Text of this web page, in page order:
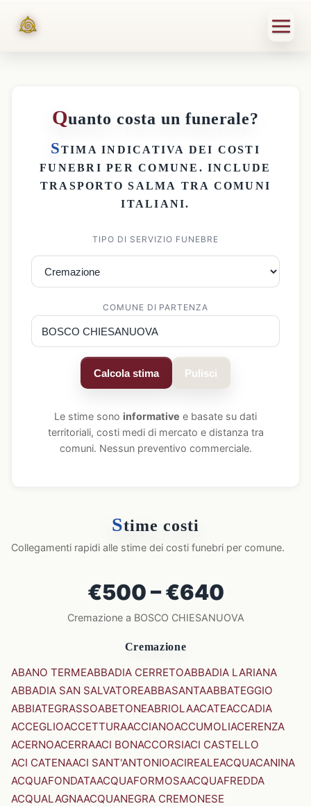
Quanto costa un funerale?
STIMA INDICATIVA DEI COSTI
FUNEBRI PER COMUNE . INCLUDE
TRASPORTO SALMA TRA COMUNI
ITALIANI.
TIPO DI SERVIZIO FUNEBRE
COMUNE DI PARTENZA
Calcola stima Pulisci
Le stime sono informative e basate su dati
territoriali, costi medi di mercato e distanza tra
comuni. Nessun preventivo commerciale.
Stime costi
Collegamenti rapidi alle stime dei costi funebri per comune.
€500 – €640
Cremazione a BOSCO CHIESANUOVA
Cremazione
ABANO TERMEABBADIA CERRETOABBADIA LARIANA
ABBADIA SAN SALVATOREABBASANTAABBATEGGIO
ABBIATEGRASSOABETONEABRIOLAACATEACCADIA
ACCEGLIOACCETTURAACCIANOACCUMOLIACERENZA
ACERNOACERRAACI BONACCORSIACI CASTELLO
ACI CATENAACI SANT'ANTONIOACIREALEACQUACANINA
ACQUAFONDATAACQUAFORMOSAACQUAFREDDA
ACQUALAGNAACQUANEGRA CREMONESE